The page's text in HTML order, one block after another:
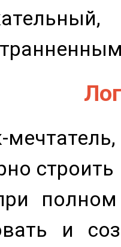
полном
и